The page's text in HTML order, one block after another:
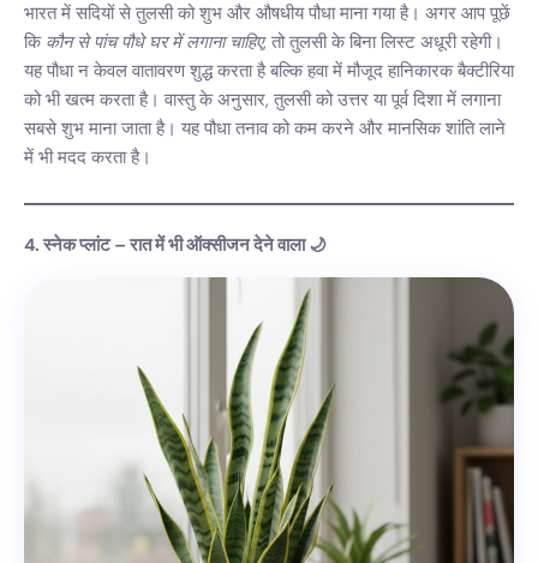
भारत में सदियों से तुलसी को शुभ और औषधीय पौधा माना गया है। अगर आप पूछें
कि कौन से पांच पौधे घर में लगाना चाहिए, तो तुलसी के बिना लिस्ट अधूरी रहेगी।
यह पौधा न केवल वातावरण शुद्ध करता है बल्कि हवा में मौजूद हानिकारक बैक्टीरिया
को भी खत्म करता है। वास्तु के अनुसार, तुलसी को उत्तर या पूर्व दिशा में लगाना
सबसे शुभ माना जाता है। यह पौधा तनाव को कम करने और मानसिक शांति लाने
में भी मदद करता है।
4. स्नेक प्लांट – रात में भी ऑक्सीजन देने वाला 🌙